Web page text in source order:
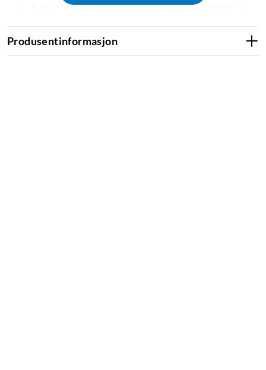
Passer til f.eks. mobildeksler, pakninger, gripeflater og
1,75 mm diameter, 1 kg – kompatibelt med de fleste
Produsentinformasjon